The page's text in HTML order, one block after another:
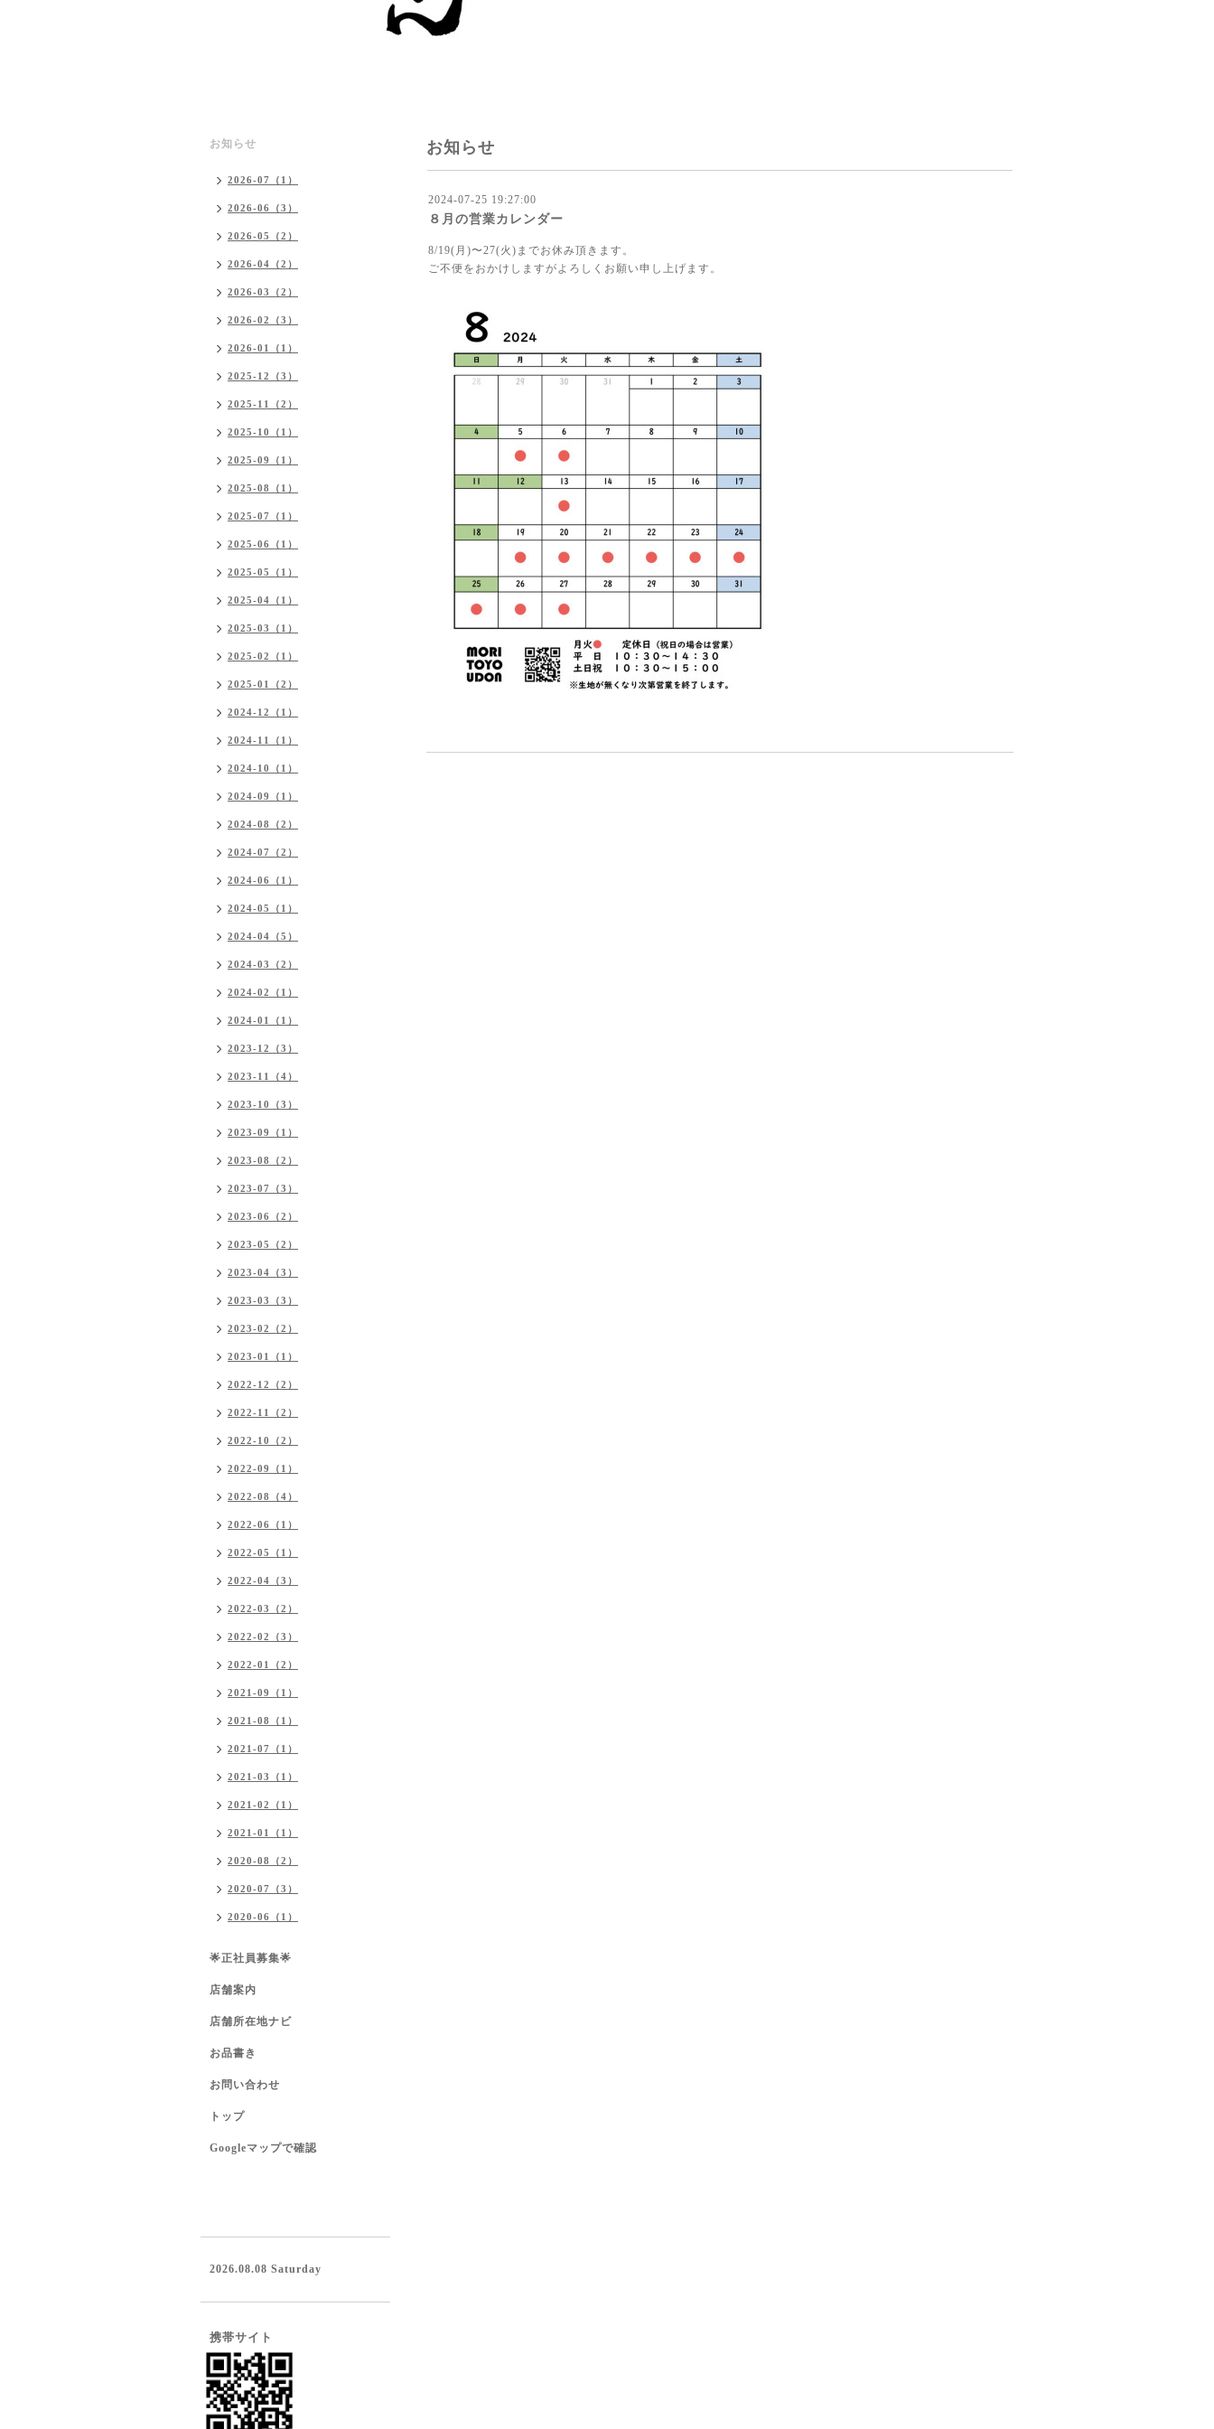
お知らせ
2024-07-25 19:27:00
８月の営業カレンダー
8/19(月)〜27(火)までお休み頂きます。
ご不便をおかけしますがよろしくお願い申し上げます。
お知らせ
2026-07（1）
2026-06（3）
2026-05（2）
2026-04（2）
2026-03（2）
2026-02（3）
2026-01（1）
2025-12（3）
2025-11（2）
2025-10（1）
2025-09（1）
2025-08（1）
2025-07（1）
2025-06（1）
2025-05（1）
2025-04（1）
2025-03（1）
2025-02（1）
2025-01（2）
2024-12（1）
2024-11（1）
2024-10（1）
2024-09（1）
2024-08（2）
2024-07（2）
2024-06（1）
2024-05（1）
2024-04（5）
2024-03（2）
2024-02（1）
2024-01（1）
2023-12（3）
2023-11（4）
2023-10（3）
2023-09（1）
2023-08（2）
2023-07（3）
2023-06（2）
2023-05（2）
2023-04（3）
2023-03（3）
2023-02（2）
2023-01（1）
2022-12（2）
2022-11（2）
2022-10（2）
2022-09（1）
2022-08（4）
2022-06（1）
2022-05（1）
2022-04（3）
2022-03（2）
2022-02（3）
2022-01（2）
2021-09（1）
2021-08（1）
2021-07（1）
2021-03（1）
2021-02（1）
2021-01（1）
2020-08（2）
2020-07（3）
2020-06（1）
🌟正社員募集🌟
店舗案内
店舗所在地ナビ
お品書き
お問い合わせ
トップ
Googleマップで確認
2026.08.08 Saturday
携帯サイト